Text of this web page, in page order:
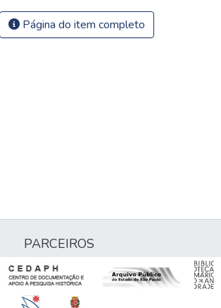
Página do item completo
PARCEIROS